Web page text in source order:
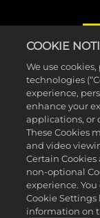
COOKIE
We use
technologies
experience,
enhance your
applications, or
These Cookies
and video
Certain
non-optional
experience.
Cookie Settings
information on